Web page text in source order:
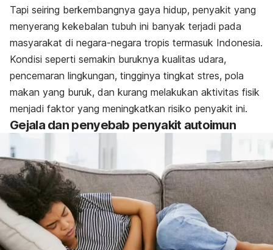
Tapi seiring berkembangnya gaya hidup, penyakit yang
menyerang kekebalan tubuh ini banyak terjadi pada
masyarakat di negara-negara tropis termasuk Indonesia.
Kondisi seperti semakin buruknya kualitas udara,
pencemaran lingkungan, tingginya tingkat stres, pola
makan yang buruk, dan kurang melakukan aktivitas fisik
menjadi faktor yang meningkatkan risiko penyakit ini.
Gejala dan penyebab penyakit autoimun